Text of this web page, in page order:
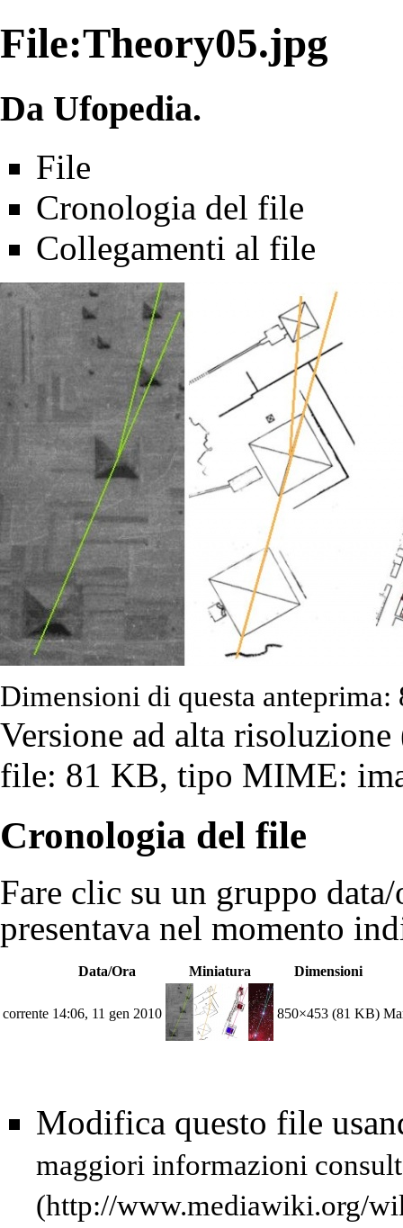
File:Theory05.jpg
Da Ufopedia.
File
Cronologia del file
Collegamenti al file
Dimensioni di questa
Versione ad alta risoluzione
file: 81 KB, tipo MIME:
Cronologia del file
Fare clic su un gruppo
presentava nel momento
Data/Ora Miniatura Dimensioni
corrente 14:06, 11 gen 2010 850×453 (81 KB)
Modifica questo file
maggiori informazioni